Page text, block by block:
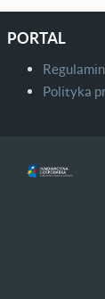
PORTAL
Regulamin
Polityka